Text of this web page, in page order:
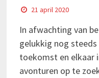
21 april 2020
In afwachting van
gelukkig nog
toekomst en elkaar
avonturen op te